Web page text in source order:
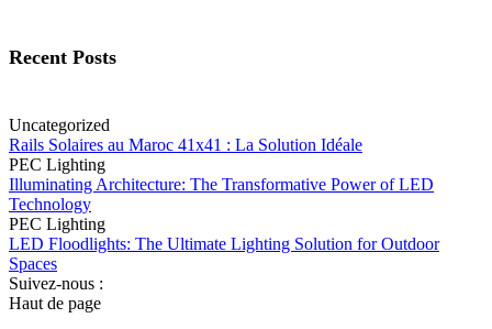
Recent Posts
Uncategorized
Rails Solaires au Maroc 41x41 : La Solution Idéale
PEC Lighting
Illuminating Architecture: The Transformative Power of LED
Technology
PEC Lighting
LED Floodlights: The Ultimate Lighting Solution for Outdoor
Spaces
Suivez-nous :
Haut de page